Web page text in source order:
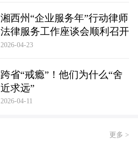
湘西州“企业服务年”行动律师
法律服务工作座谈会顺利召开
2026-04-23
跨省“戒瘾”！他们为什么“舍
近求远”
2026-04-11
更多 >